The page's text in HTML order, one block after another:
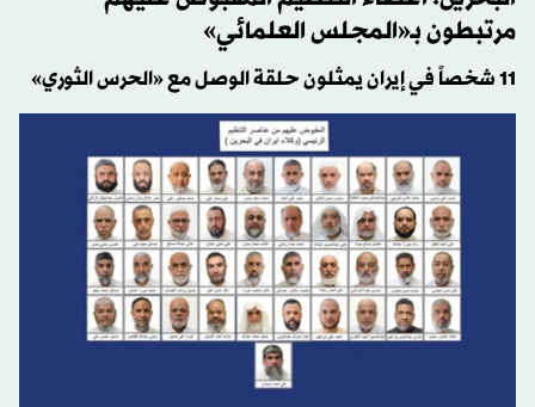
مرتبطون بـ«المجلس العلمائي»
11 شخصاً في إيران يمثلون حلقة الوصل مع «الحرس الثوري»